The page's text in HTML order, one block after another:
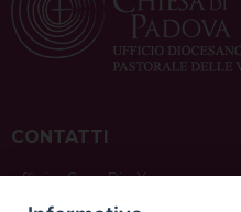
CONTATTI
ufficio: Casa Pio X
via Bonporti, 20 – 35141 Padova